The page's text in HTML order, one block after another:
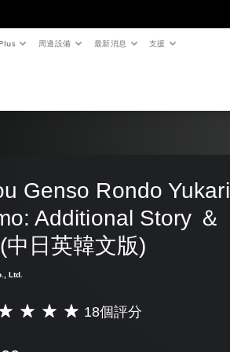
周邊設備 最新消息 支援
Genso Rondo Yukari
Additional Story ＆
中日英韓文版)
Ltd.
18個評分